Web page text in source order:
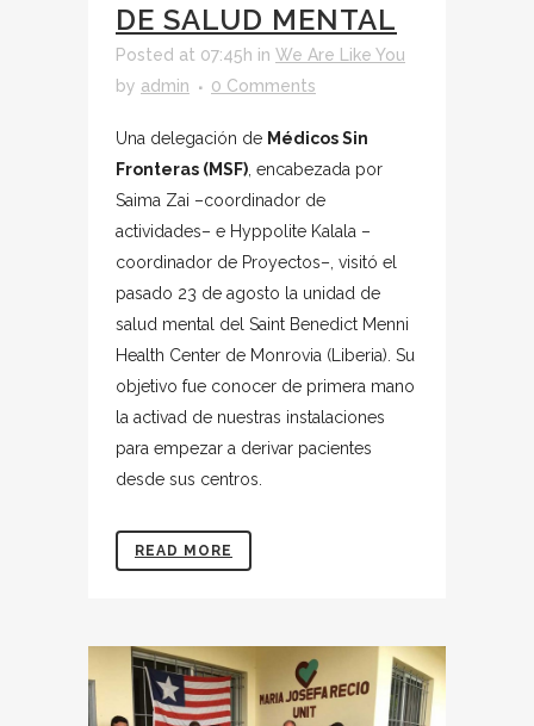
DE SALUD MENTAL
Posted at 07:45h in We Are Like You
by admin 0 Comments
Una delegación de Médicos Sin
Fronteras (MSF) , encabezada por
Saima Zai –coordinador de
actividades– e Hyppolite Kalala –
coordinador de Proyectos–, visitó el
pasado 23 de agosto la unidad de
salud mental del Saint Benedict Menni
Health Center de Monrovia (Liberia). Su
objetivo fue conocer de primera mano
la activad de nuestras instalaciones
para empezar a derivar pacientes
desde sus centros.
READ MORE